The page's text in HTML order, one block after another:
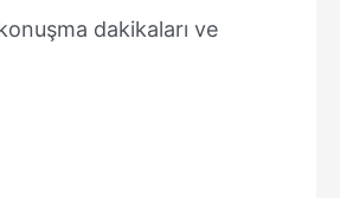
dakikaları ve